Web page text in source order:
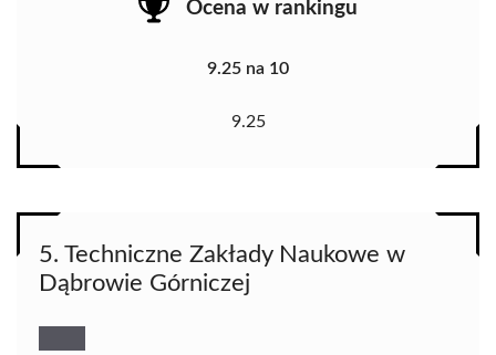
Ocena w rankingu
9.25 na 10
9.25
5. Techniczne Zakłady Naukowe w
Dąbrowie Górniczej